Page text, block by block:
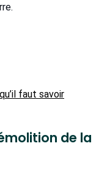
faut savoir
de la